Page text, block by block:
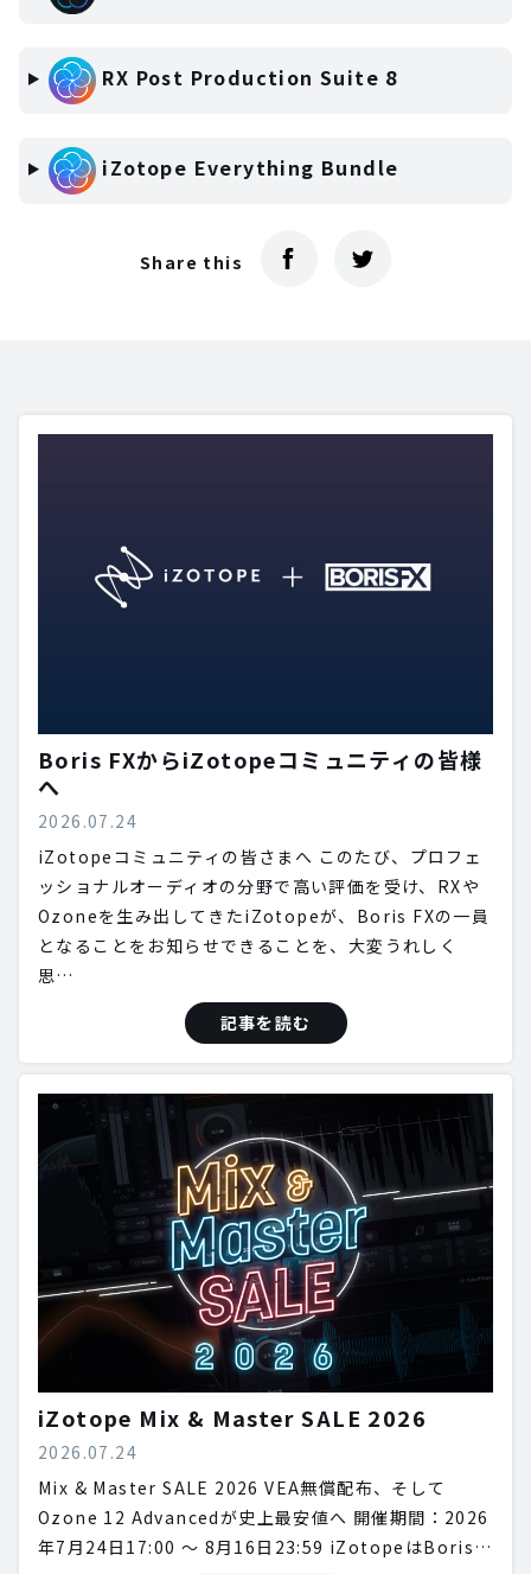
RX Post Production Suite 8
iZotope Everything Bundle
Share this
Boris FXからiZotopeコミュニティの皆様
へ
2026.07.24
iZotopeコミュニティの皆さまへ このたび、プロフェ
ッショナルオーディオの分野で高い評価を受け、RXや
Ozoneを生み出してきたiZotopeが、Boris FXの一員
となることをお知らせできることを、大変うれしく
思…
記事を読む
iZotope Mix & Master SALE 2026
2026.07.24
Mix & Master SALE 2026 VEA無償配布、そして
Ozone 12 Advancedが史上最安値へ 開催期間：2026
年7月24日17:00 〜 8月16日23:59 iZotopeはBoris…